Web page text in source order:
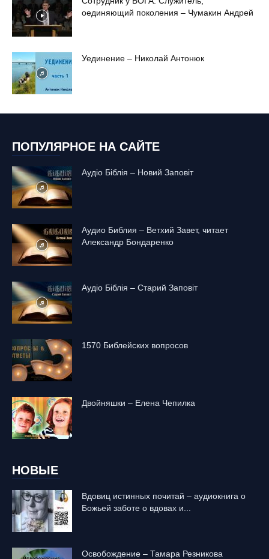
оединяющий поколения – Чумакин Андрей
Уединение – Николай Антонюк
ПОПУЛЯРНОЕ НА САЙТЕ
Аудіо Біблія – Новий Заповіт
Аудио Библия – Ветхий Завет, читает
Александр Бондаренко
Аудіо Біблія – Старий Заповіт
1570 Библейских вопросов
Двойняшки – Елена Чепилка
НОВЫЕ
Вдовиц истинных почитай – аудиокнига о
Божьей заботе о вдовах и...
Освобождение – Тамара Резникова